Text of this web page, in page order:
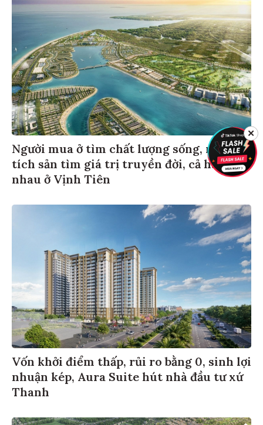
Người mua ở tìm chất lượng sống, người
tích sản tìm giá trị truyền đời, cả hai gặp
nhau ở Vịnh Tiên
Vốn khởi điểm thấp, rủi ro bằng 0, sinh lợi
nhuận kép, Aura Suite hút nhà đầu tư xứ
Thanh
✕